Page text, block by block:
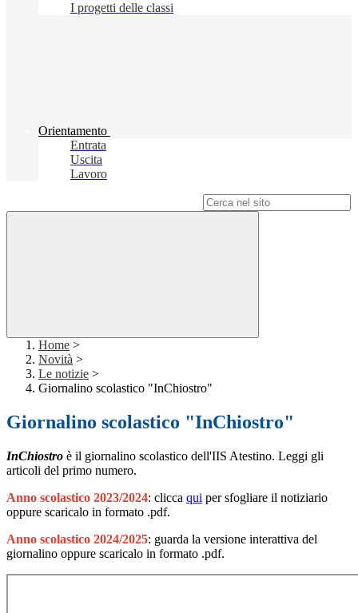
I progetti delle classi
Orientamento
Entrata
Uscita
Lavoro
Home >
Novità >
Le notizie >
Giornalino scolastico "InChiostro"
Giornalino scolastico "InChiostro"
InChiostro è il giornalino scolastico dell'IIS Atestino. Leggi gli
articoli del primo numero.
Anno scolastico 2023/2024: clicca qui per sfogliare il notiziario
oppure scaricalo in formato .pdf.
Anno scolastico 2024/2025: guarda la versione interattiva del
giornalino oppure scaricalo in formato .pdf.